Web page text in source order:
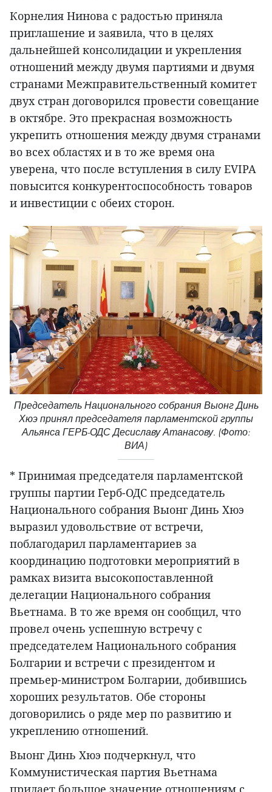
Корнелия Нинова с радостью приняла
приглашение и заявила, что в целях
дальнейшей консолидации и укрепления
отношений между двумя партиями и двумя
странами Межправительственный комитет
двух стран договорился провести совещание
в октябре. Это прекрасная возможность
укрепить отношения между двумя странами
во всех областях и в то же время она
уверена, что после вступления в силу EVIPA
повысится конкурентоспособность товаров
и инвестиции с обеих сторон.
Председатель Национального собрания Выонг Динь
Хюэ принял председателя парламентской группы
Альянса ГЕРБ-ОДС Десиславу Атанасову. (Фото:
ВИА)
* Принимая председателя парламентской
группы партии Герб-ОДС председатель
Национального собрания Выонг Динь Хюэ
выразил удовольствие от встречи,
поблагодарил парламентариев за
координацию подготовки мероприятий в
рамках визита высокопоставленной
делегации Национального собрания
Вьетнама. В то же время он сообщил, что
провел очень успешную встречу с
председателем Национального собрания
Болгарии и встречи с президентом и
премьер-министром Болгарии, добившись
хороших результатов. Обе стороны
договорились о ряде мер по развитию и
укреплению отношений.
Выонг Динь Хюэ подчеркнул, что
Коммунистическая партия Вьетнама